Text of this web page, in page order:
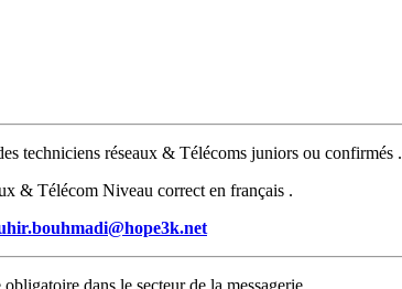
techniciens réseaux & Télécoms juniors ou confirmés .
& Télécom Niveau correct en français .
dans le secteur de la messagerie.